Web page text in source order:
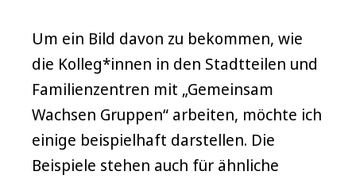
Um ein Bild davon zu bekommen, wie
die Kolleg*innen in den Stadtteilen und
Familienzentren mit „Gemeinsam
Wachsen Gruppen“ arbeiten, möchte ich
einige beispielhaft darstellen. Die
Beispiele stehen auch für ähnliche